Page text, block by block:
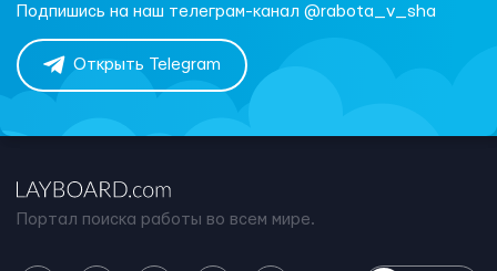
Подпишись на наш телеграм-канал @rabota_v_sha
Открыть Telegram
Портал поиска работы во всем мире.